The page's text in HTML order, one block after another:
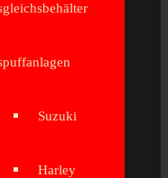
Suzuki
Harley